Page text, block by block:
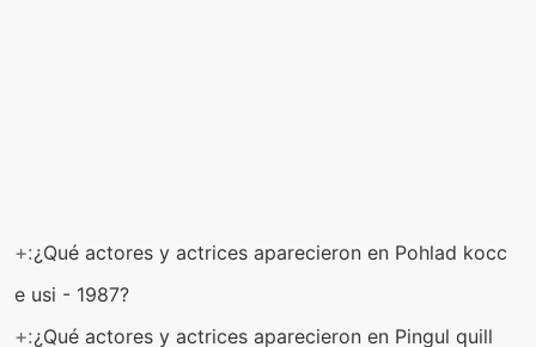
+:¿Qué actores y actrices aparecieron en Pohlad kocc
e usi - 1987?
+:¿Qué actores y actrices aparecieron en Pingul quill